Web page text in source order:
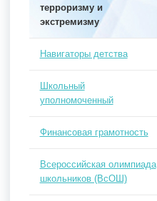
терроризму и
экстремизму
Навигаторы детства
Школьный
уполномоченный
Финансовая грамотность
Всероссийская олимпиада
школьников (ВсОШ)